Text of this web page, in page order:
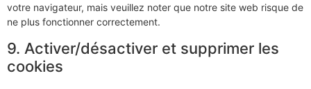
votre navigateur, mais veuillez noter que notre site web risque de
ne plus fonctionner correctement.
9. Activer/désactiver et supprimer les
cookies